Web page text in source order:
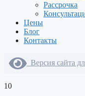
Рассрочка
Цены
Блог
Контакты
Версия сайта
10